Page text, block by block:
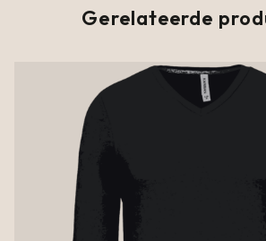
Gerelateerde